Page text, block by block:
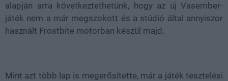
alapján arra következtethetünk, hogy az új Vasember-
játék nem a már megszokott és a stúdió által annyiszor
használt Frostbite motorban készül majd.
Mint azt több lap is megerősítette, már a játék tesztelési